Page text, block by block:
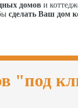
домов и
сделать Ваш дом
"под